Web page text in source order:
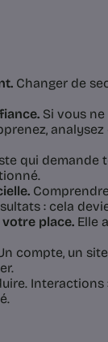
Changer de
Si vous
qui demande
: cela
votre place. Elle
compte, un